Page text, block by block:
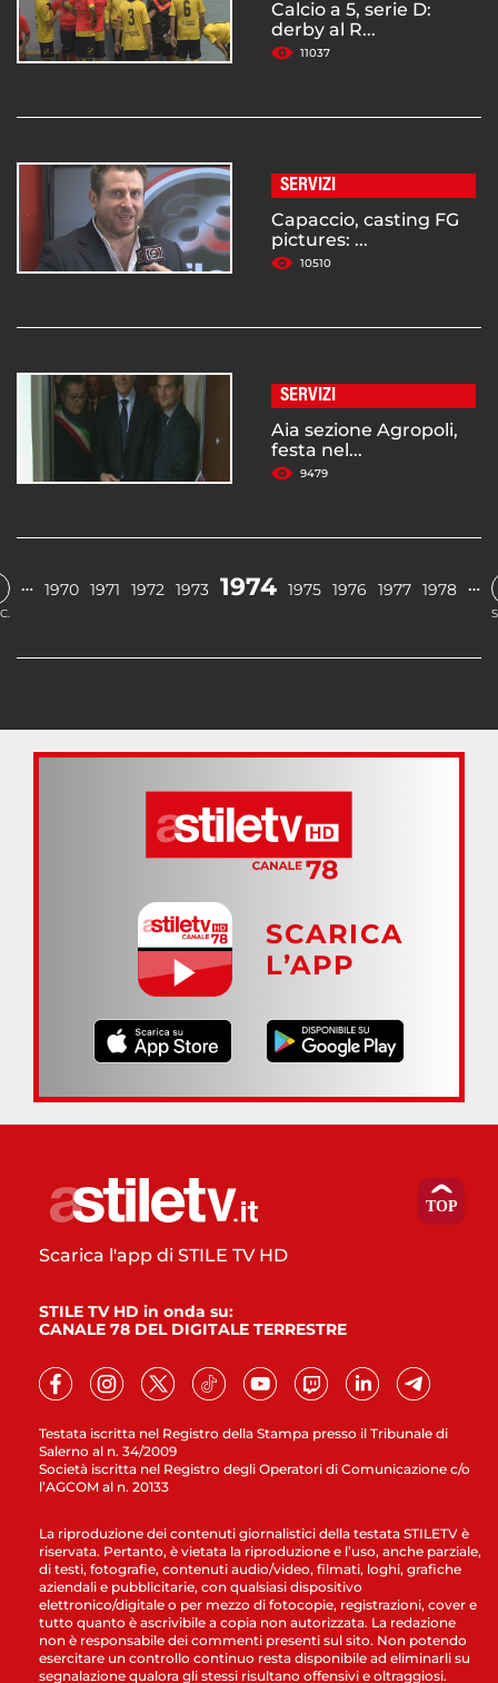
Calcio a 5, serie D:
derby al R...
11037
SERVIZI
Capaccio, casting FG
pictures: ...
10510
SERVIZI
Aia sezione Agropoli,
festa nel...
9479
… 1970 1971 1972 1973 1974 1975 1976 1977 1978 …
SCARICA
L’APP
Testata iscritta nel Registro della Stampa presso il Tribunale di
Salerno al n. 34/2009
Società iscritta nel Registro degli Operatori di Comunicazione c/o
l’AGCOM al n. 20133
Scarica l'app di STILE TV HD
STILE TV HD in onda su:
CANALE 78 DEL DIGITALE TERRESTRE
La riproduzione dei contenuti giornalistici della testata STILETV è
riservata. Pertanto, è vietata la riproduzione e l’uso, anche parziale,
di testi, fotografie, contenuti audio/video, filmati, loghi, grafiche
aziendali e pubblicitarie, con qualsiasi dispositivo
elettronico/digitale o per mezzo di fotocopie, registrazioni, cover e
tutto quanto è ascrivibile a copia non autorizzata. La redazione
non è responsabile dei commenti presenti sul sito. Non potendo
esercitare un controllo continuo resta disponibile ad eliminarli su
segnalazione qualora gli stessi risultano offensivi e oltraggiosi.